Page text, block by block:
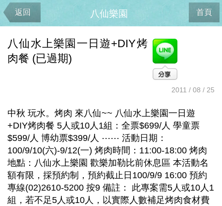
返回 首頁
八仙樂園
八仙水上樂園一日遊+DIY烤
肉餐 (已過期)
2011 / 08 / 25
中秋 玩水。烤肉 來八仙~~ 八仙水上樂園一日遊
+DIY烤肉餐 5人或10人1組：全票$699/人 學童票
$599/人 博幼票$399/人 ⋯⋯ 活動日期：
100/9/10(六)-9/12(一) 烤肉時間：11:00-18:00 烤肉
地點：八仙水上樂園 歡樂加勒比前休息區 本活動名
額有限，採預約制，預約截止日100/9/9 16:00 預約
專線(02)2610-5200 按9 備註： 此專案需5人或10人1
組，若不足5人或10人，以實際人數補足烤肉食材費